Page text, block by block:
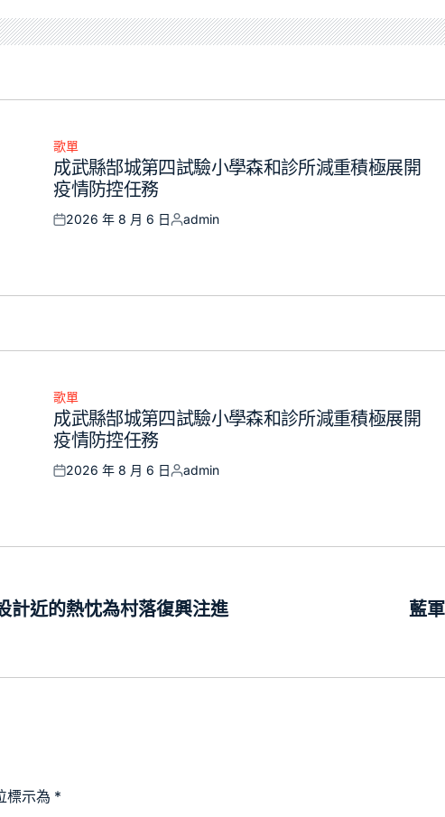
Posted
in
歌單
成武縣郜城第四試驗小學森和診所減重積極展開
疫情防控任務
Posted
2026 年 8 月 6 日
Posted
admin
Posted
in
歌單
成武縣郜城第四試驗小學森和診所減重積極展開
疫情防控任務
Posted
2026 年 8 月 6 日
Posted
admin
計近的熱忱為村落復興注進
藍
標示為 *